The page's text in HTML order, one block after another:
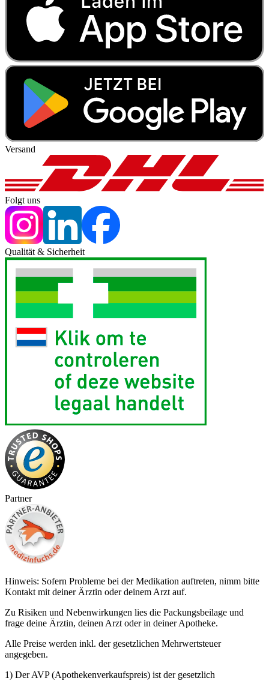
Versand
Folgt uns
Qualität & Sicherheit
Partner
Hinweis: Sofern Probleme bei der Medikation auftreten, nimm bitte
Kontakt mit deiner Ärztin oder deinem Arzt auf.
Zu Risiken und Nebenwirkungen lies die Packungsbeilage und
frage deine Ärztin, deinen Arzt oder in deiner Apotheke.
Alle Preise werden inkl. der gesetzlichen Mehrwertsteuer
angegeben.
1) Der AVP (Apothekenverkaufspreis) ist der gesetzlich